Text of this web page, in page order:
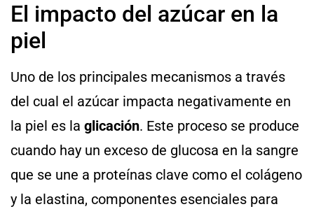
El impacto del azúcar en la
piel
Uno de los principales mecanismos a través
del cual el azúcar impacta negativamente en
la piel es la glicación. Este proceso se produce
cuando hay un exceso de glucosa en la sangre
que se une a proteínas clave como el colágeno
y la elastina, componentes esenciales para